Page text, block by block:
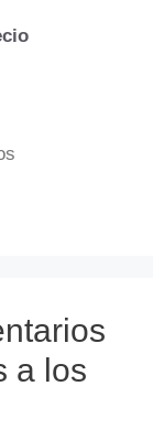
a los